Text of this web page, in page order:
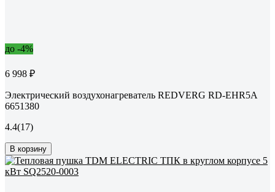
до -4%
6 998 ₽
Электрический воздухонагреватель REDVERG RD-EHR5A
6651380
4.4(17)
В корзину